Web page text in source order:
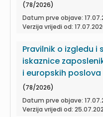
(78/2026)
Datum prve objave:
Verzija vrijedi od:
Pravilnik o izgledu i
iskaznice
i europskih poslova
(78/2026)
Datum prve objave:
Verzija vrijedi od: